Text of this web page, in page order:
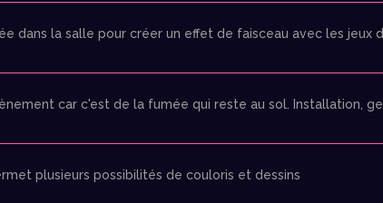
dans la salle pour créer un effet de faisceau avec les jeux
car c'est de la fumée qui reste au sol. Installation,
plusieurs possibilités de couloris et dessins